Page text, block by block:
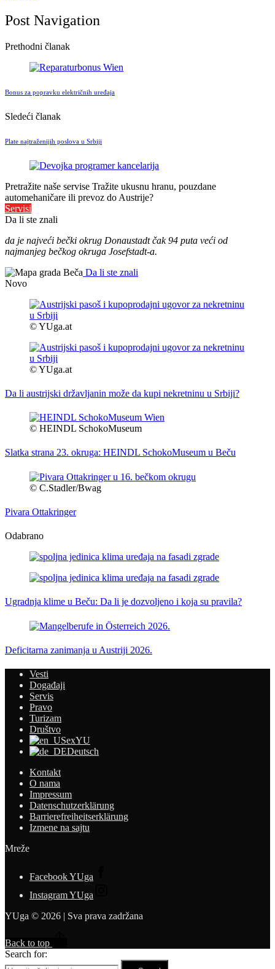
Post Navigation
Prethodni članak
Bonus za popravku električnih uređaja
Sledeći članak
Plate najtraženijih poslova u Srbiji
Pretražite naše servise Tražite ukusnu hranu, pouzdane
automehaničare ili prevoz do Austrije?
Servisi
Da li ste znali
da je najveći bečki okrug Donaustadt čak 94 puta veći od
najmanjeg bečkog okruga Josefstadt-a.
Da li ste znali
Novo
© YUga.at
© YUga.at
Da li austrijski državljanin može da kupi nekretninu u Srbiji?
© HEINDL SchokoMuseum
Slatka strana 23. okruga: HEINDL SchokoMuseum u Beču
© C.Stadler/Bwag
Pivara Ottakringer
Odabrano
Ugradnja klime u Beču: Da li je dozvoljeno i koja su pravila?
Deficitarna zanimanja u Austriji 2026.
Vesti
Događaji
Servis
Pravo
Turizam
Društvo
exYU
Deutsch
Kontakt
O nama
Impressum
Datenschutzerklärung
Barrierefreiheitserklärung
Izmene na sajtu
Mreže
Facebook YUga
Instagram YUga
YUga © 2026 | Sva prava zadržana
Back to top
Search for: